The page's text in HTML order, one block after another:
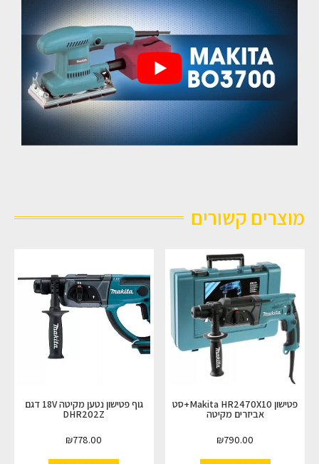
מוצרים קשורים
פטישון Makita HR2470X10+סט
אביזרים מקיטה
₪790.00
גוף פטישון נטען מקיטה 18V דגם
DHR202Z
₪778.00